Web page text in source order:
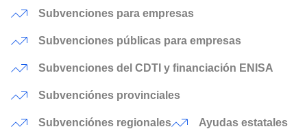
Subvenciones para empresas
Subvenciones públicas para empresas
Subvenciones del CDTI y financiación ENISA
Subvenciónes provinciales
Subvenciónes regionales Ayudas estatales